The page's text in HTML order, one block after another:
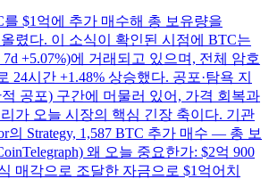
를 $1억에 추가 매수해 총 보유량을
렸다. 이 소식이 확인된 시점에 BTC는
7d +5.07%)에 거래되고 있으며, 전체 암호
24시간 +1.48% 상승했다. 공포·탐욕 지
공포) 구간에 머물러 있어, 가격 회복과
가 오늘 시장의 핵심 긴장 축이다. 기관
의 Strategy, 1,587 BTC 추가 매수 — 총 보
왜 오늘 중요한가: $2억 900
매각으로 조달한 자금으로 $1억어치